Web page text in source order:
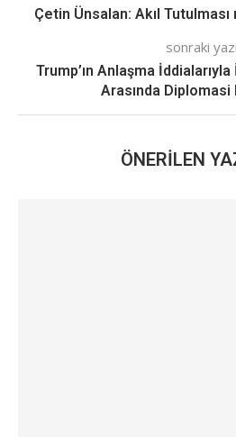
Çetin Ünsalan: Akıl
sonraki yazı
Trump’ın Anlaşma İddialarıyla
Arasında
ÖNERILEN